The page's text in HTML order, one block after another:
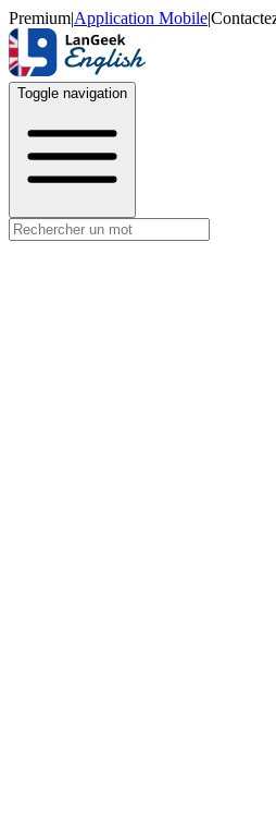
Premium|Application Mobile|
Toggle navigation